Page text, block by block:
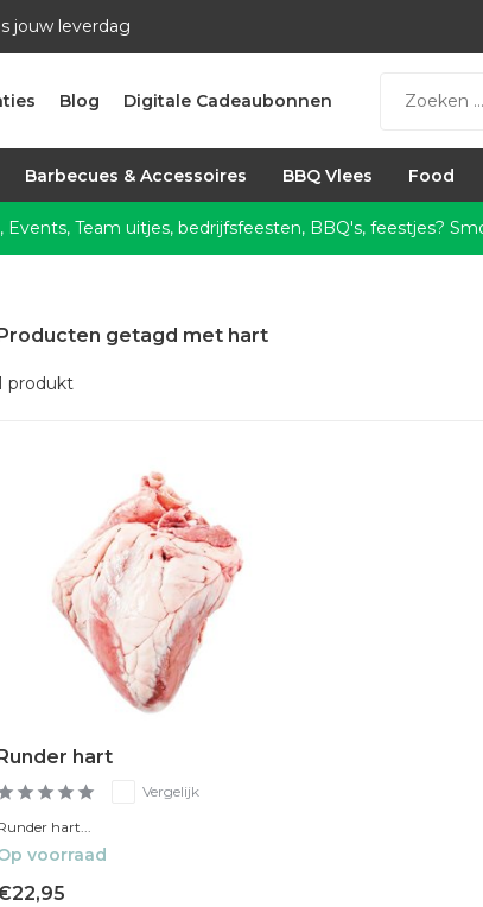
jouw leverdag
Blog Digitale Cadeaubonnen
Barbecues & Accessoires BBQ Vlees Food
Events, Team uitjes, bedrijfsfeesten, BBQ's, feestjes?
getagd met hart
produkt
hart
Vergelijk
hart...
voorraad